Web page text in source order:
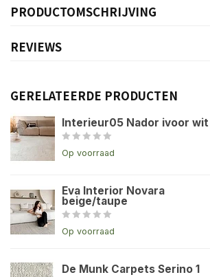
PRODUCTOMSCHRIJVING
REVIEWS
GERELATEERDE PRODUCTEN
Interieur05 Nador ivoor wit
Op voorraad
Eva Interior Novara
beige/taupe
Op voorraad
De Munk Carpets Serino 1